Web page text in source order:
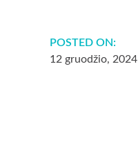
POSTED ON:
12 gruodžio, 2024